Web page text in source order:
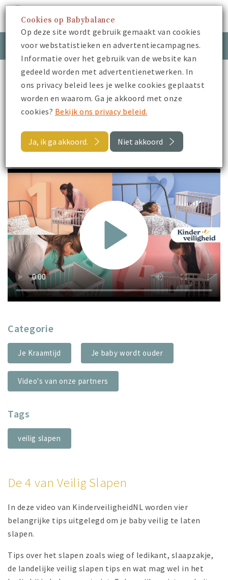
Inloggen Meld je aan
Babybalance Je Kraamtijd
Slapen & huilen
De 4 van Veilig Slapen
De 4 van Veilig Slapen
Categorie
Je Kraamtijd Je baby wordt ouder
Video's van onze partners
Tags
veilig slapen
De 4 van Veilig Slapen
In deze video van KinderveiligheidNL worden vier
belangrijke tips uitgelegd om je baby veilig te laten
slapen.
Tips over het slapen zoals wieg of ledikant, slaapzakje,
de landelijke veilig slapen tips en wat mag wel in het
Cookies op Babybalance
Op deze site wordt gebruik gemaakt van cookies
voor webstatistieken en advertentiecampagnes.
Informatie over het gebruik van de website kan
gedeeld worden met advertentienetwerken. In
ons privacy beleid lees je welke cookies geplaatst
worden en waarom. Ga je akkoord met onze
cookies? Bekijk ons privacy beleid.
Ja, ik ga akkoord. Niet akkoord